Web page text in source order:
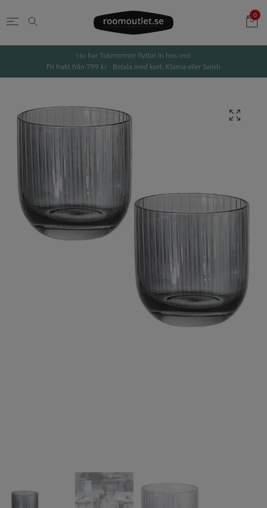
0
Nu har Tokmormor flyttat in hos oss!
Fri frakt från 799 kr - Betala med kort, Klarna eller Swish